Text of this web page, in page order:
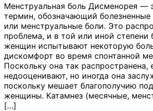
Менструальная боль Дисменорея —
термин, обозначающий болезненные
или менструальные боли. Это
проблема, и в той или иной степени
женщин испытывают некоторую
дискомфорт во время спонтанной
Поскольку она так распространена,
недооценивают, но иногда она
поскольку мешает благополучию
женщины. Катамнез (месячные,
[…]